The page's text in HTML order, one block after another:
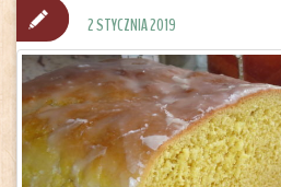
2 STYCZNIA 2019